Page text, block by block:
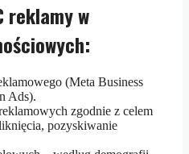
reklamy w
(Meta Business
Ads).
zgodnie z celem
pozyskiwanie